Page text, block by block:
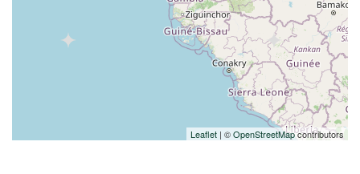
Leaflet | ©OpenStreetMapcontributors